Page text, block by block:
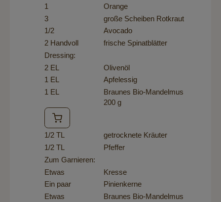
1
Orange
3
große Scheiben Rotkraut
1/2
Avocado
2 Handvoll
frische Spinatblätter
Dressing:
2 EL
Olivenöl
1 EL
Apfelessig
1 EL
Braunes Bio-Mandelmus
200 g
1/2 TL
getrocknete Kräuter
1/2 TL
Pfeffer
Zum Garnieren:
Etwas
Kresse
Ein paar
Pinienkerne
Etwas
Braunes Bio-Mandelmus